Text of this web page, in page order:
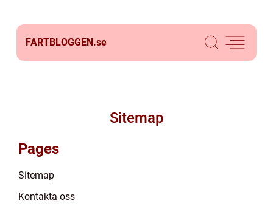
FARTBLOGGEN.se
Sitemap
Pages
Sitemap
Kontakta oss